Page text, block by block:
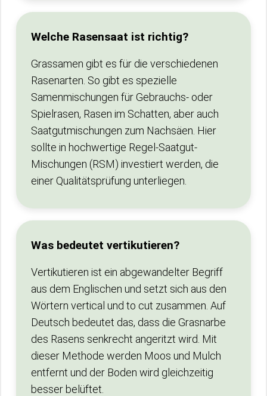
Welche Rasensaat ist richtig?
Grassamen gibt es für die verschiedenen
Rasenarten. So gibt es spezielle
Samenmischungen für Gebrauchs- oder
Spielrasen, Rasen im Schatten, aber auch
Saatgutmischungen zum Nachsäen. Hier
sollte in hochwertige Regel-Saatgut-
Mischungen (RSM) investiert werden, die
einer Qualitätsprüfung unterliegen.
Was bedeutet vertikutieren?
Vertikutieren ist ein abgewandelter Begriff
aus dem Englischen und setzt sich aus den
Wörtern vertical und to cut zusammen. Auf
Deutsch bedeutet das, dass die Grasnarbe
des Rasens senkrecht angeritzt wird. Mit
dieser Methode werden Moos und Mulch
entfernt und der Boden wird gleichzeitig
besser belüftet.